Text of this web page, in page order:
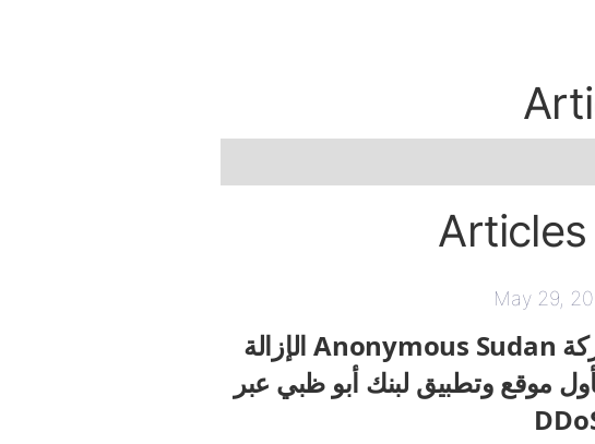
Articles
May 29,
تدعي شركة Anonymous Sudan الإزالة
موقع وتطبيق لبنك أبو ظبي عبر